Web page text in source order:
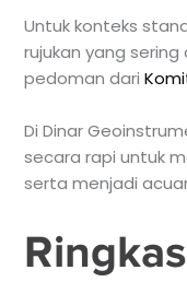
Untuk konteks
rujukan yang
pedoman dari
Di Dinar
secara rapi untuk
serta menjadi